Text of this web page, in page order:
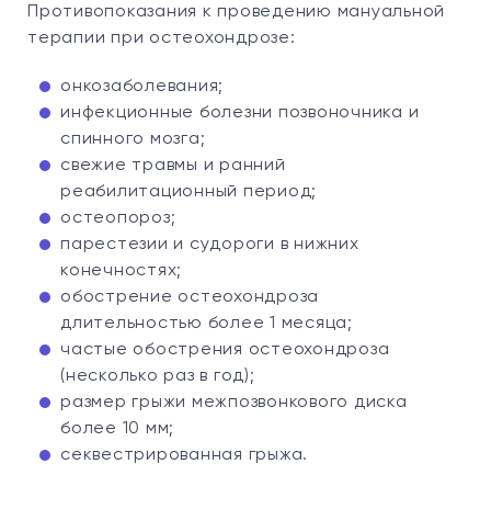
Противопоказания к проведению мануальной
терапии при остеохондрозе:
онкозаболевания;
инфекционные болезни позвоночника и
спинного мозга;
свежие травмы и ранний
реабилитационный период;
остеопороз;
парестезии и судороги в нижних
конечностях;
обострение остеохондроза
длительностью более 1 месяца;
частые обострения остеохондроза
(несколько раз в год);
размер грыжи межпозвонкового диска
более 10 мм;
секвестрированная грыжа.